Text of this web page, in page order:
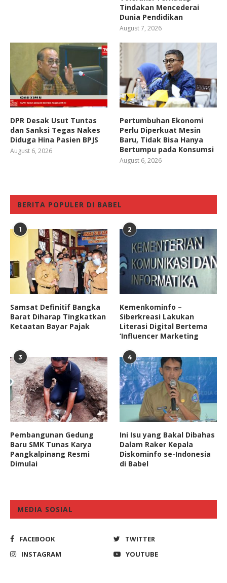
Tindakan Mencederai
Dunia Pendidikan
August 7, 2026
DPR Desak Usut Tuntas
dan Sanksi Tegas Nakes
Diduga Hina Pasien BPJS
August 6, 2026
Pertumbuhan Ekonomi
Perlu Diperkuat Mesin
Baru, Tidak Bisa Hanya
Bertumpu pada Konsumsi
August 6, 2026
BERITA POPULER DI BABEL
1
Samsat Definitif Bangka
Barat Diharap Tingkatkan
Ketaatan Bayar Pajak
2
Kemenkominfo –
Siberkreasi Lakukan
Literasi Digital Bertema
‘Influencer Marketing
3
Pembangunan Gedung
Baru SMK Tunas Karya
Pangkalpinang Resmi
Dimulai
4
Ini Isu yang Bakal Dibahas
Dalam Raker Kepala
Diskominfo se-Indonesia
di Babel
MEDIA SOSIAL
FACEBOOK
TWITTER
INSTAGRAM
YOUTUBE